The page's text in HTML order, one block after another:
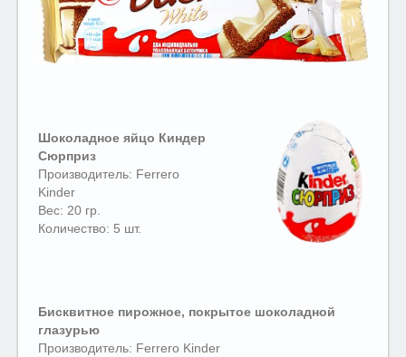
Шоколадное яйцо Киндер
Сюрприз
Производитель: Ferrero
Kinder
Вес: 20 гр.
Количество: 5 шт.
Бисквитное пирожное, покрытое шоколадной
глазурью
Производитель: Ferrero Kinder